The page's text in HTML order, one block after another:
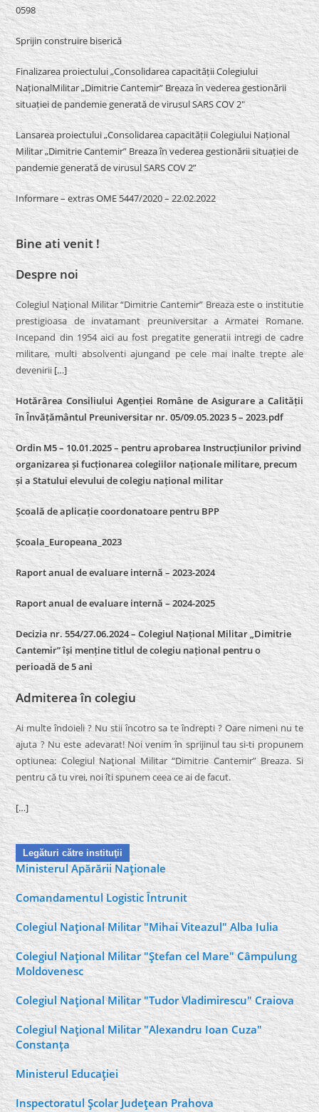
0598
Sprijin construire biserică
Finalizarea proiectului „Consolidarea capacității Colegiului
NaționalMilitar „Dimitrie Cantemir” Breaza în vederea gestionării
situației de pandemie generată de virusul SARS COV 2″
Lansarea proiectului „Consolidarea capacității Colegiului Național
Militar „Dimitrie Cantemir” Breaza în vederea gestionării situației de
pandemie generată de virusul SARS COV 2”
Informare – extras OME 5447/2020 – 22.02.2022
Bine ati venit !
Despre noi
Colegiul Naţional Militar “Dimitrie Cantemir” Breaza este o institutie
prestigioasa de invatamant preuniversitar a Armatei Romane.
Incepand din 1954 aici au fost pregatite generatii intregi de cadre
militare, multi absolventi ajungand pe cele mai inalte trepte ale
devenirii […]
Hotărârea Consiliului Agenției Române de Asigurare a Calității
în Învățământul Preuniversitar nr. 05/09.05.2023 5 – 2023.pdf
Ordin M5 – 10.01.2025 – pentru aprobarea Instrucțiunilor privind
organizarea și fucționarea colegiilor naționale militare, precum
și a Statului elevului de colegiu național militar
Școală de aplicație coordonatoare pentru BPP
Școala_Europeana_2023
Raport anual de evaluare internă – 2023-2024
Raport anual de evaluare internă –2024-2025
Decizia nr. 554/27.06.2024 – Colegiul Național Militar „Dimitrie
Cantemir” își menține titlul de colegiu național pentru o
perioadă de 5 ani
Admiterea în colegiu
Ai multe îndoieli ? Nu stii încotro sa te îndrepti ? Oare nimeni nu te
ajuta ? Nu este adevarat! Noi venim în sprijinul tau si-ti propunem
optiunea: Colegiul Naţional Militar “Dimitrie Cantemir” Breaza. Si
pentru că tu vrei, noi îti spunem ceea ce ai de facut.
[…]
Legături către instituţii
Ministerul Apărării Naţionale
Comandamentul Logistic Întrunit
Colegiul Naţional Militar "Mihai Viteazul" Alba Iulia
Colegiul Naţional Militar "Ştefan cel Mare" Câmpulung
Moldovenesc
Colegiul Naţional Militar "Tudor Vladimirescu" Craiova
Colegiul Naţional Militar "Alexandru Ioan Cuza"
Constanţa
Ministerul Educaţiei
Inspectoratul Şcolar Judeţean Prahova